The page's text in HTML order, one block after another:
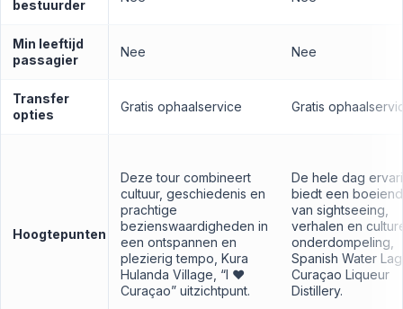
bestuurder
Min leeftijd
passagier
Nee Nee
Transfer
opties
Gratis ophaalservice Gratis
Hoogtepunten
Deze tour combineert
cultuur, geschiedenis en
prachtige
bezienswaardigheden in
een ontspannen en
plezierig tempo, Kura
Hulanda Village, “I ❤️
Curaçao” uitzichtpunt.
De hele dag
biedt een
van sightseeing,
verhalen en
onderdompeling,
Spanish Water
Curaçao Liqueur
Distillery.